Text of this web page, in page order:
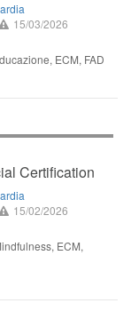
15/03/2026
ECM, FAD
Certification
15/02/2026
ECM,